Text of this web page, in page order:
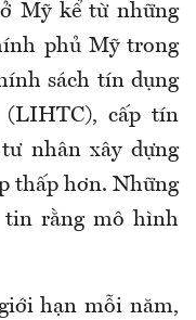
Mỹ kể từ những
phủ Mỹ trong
sách tín dụng
cấp tín
nhân xây dựng
thấp hơn. Những
tin rằng mô hình
hạn mỗi năm,